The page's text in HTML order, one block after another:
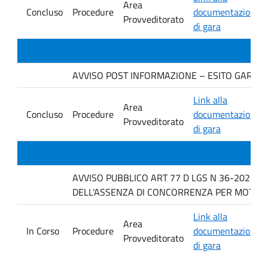
Concluso Procedure
Area
Provveditorato
documentazione
di gara
AVVISO POST INFORMAZIONE – ESITO GARA
Concluso Procedure
Area
Provveditorato
Link alla
documentazione
di gara
AVVISO PUBBLICO ART 77 D LGS N 36-2023
DELL'ASSENZA DI CONCORRENZA PER MOTIVI
In Corso Procedure
Area
Provveditorato
Link alla
documentazione
di gara